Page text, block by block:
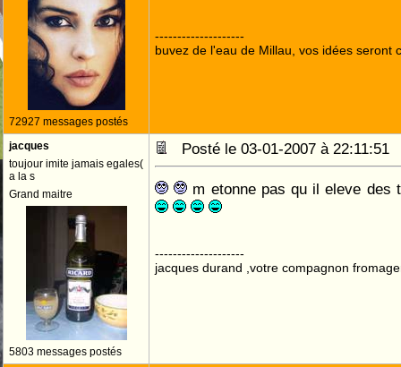
72927 messages postés
--------------------
buvez de l'eau de Millau, vos idées seront
jacques
toujour imite jamais egales(
a la s
Grand maitre
5803 messages postés
Posté le 03-01-2007 à
m etonne pas qu il eleve des
--------------------
jacques durand ,votre compagnon